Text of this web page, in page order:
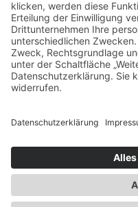
AGB
Cookie-Einstellungen
0